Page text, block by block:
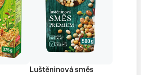
Luštěninová směs